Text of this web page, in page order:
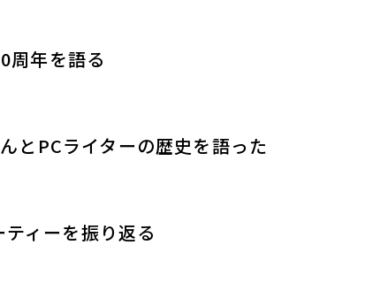
周年を語る
とPCライターの歴史を語った
ィーを振り返る